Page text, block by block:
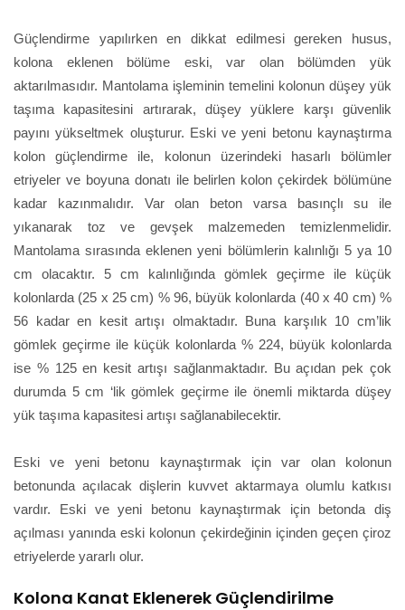
Güçlendirme yapılırken en dikkat edilmesi gereken husus,
kolona eklenen bölüme eski, var olan bölümden yük
aktarılmasıdır. Mantolama işleminin temelini kolonun düşey yük
taşıma kapasitesini artırarak, düşey yüklere karşı güvenlik
payını yükseltmek oluşturur. Eski ve yeni betonu kaynaştırma
kolon güçlendirme ile, kolonun üzerindeki hasarlı bölümler
etriyeler ve boyuna donatı ile belirlen kolon çekirdek bölümüne
kadar kazınmalıdır. Var olan beton varsa basınçlı su ile
yıkanarak toz ve gevşek malzemeden temizlenmelidir.
Mantolama sırasında eklenen yeni bölümlerin kalınlığı 5 ya 10
cm olacaktır. 5 cm kalınlığında gömlek geçirme ile küçük
kolonlarda (25 x 25 cm) % 96, büyük kolonlarda (40 x 40 cm) %
56 kadar en kesit artışı olmaktadır. Buna karşılık 10 cm’lik
gömlek geçirme ile küçük kolonlarda % 224, büyük kolonlarda
ise % 125 en kesit artışı sağlanmaktadır. Bu açıdan pek çok
durumda 5 cm ‘lik gömlek geçirme ile önemli miktarda düşey
yük taşıma kapasitesi artışı sağlanabilecektir.
Eski ve yeni betonu kaynaştırmak için var olan kolonun
betonunda açılacak dişlerin kuvvet aktarmaya olumlu katkısı
vardır. Eski ve yeni betonu kaynaştırmak için betonda diş
açılması yanında eski kolonun çekirdeğinin içinden geçen çiroz
etriyelerde yararlı olur.
Kolona Kanat Eklenerek Güçlendirilme